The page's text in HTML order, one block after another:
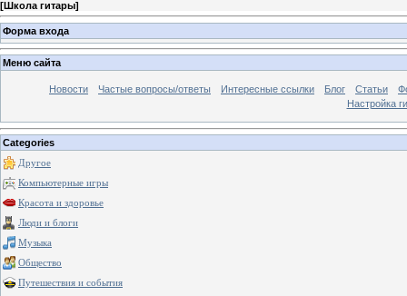
[Школа гитары]
Форма входа
Меню сайта
Новости Частые вопросы/ответы Интересные ссылки Блог Статьи
Настройка
Categories
Другое
Компьютерные игры
Красота и здоровье
Люди и блоги
Музыка
Общество
Путешествия и события